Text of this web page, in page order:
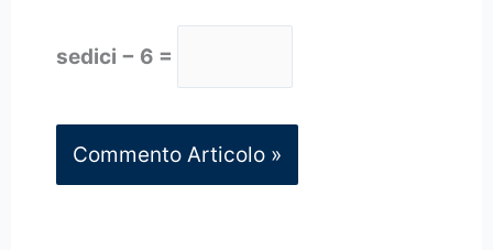
sedici − 6 =